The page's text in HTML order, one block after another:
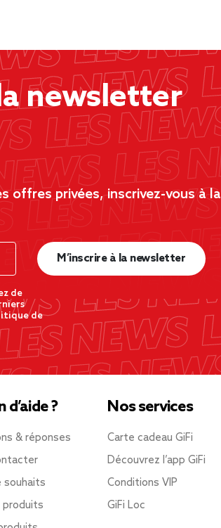
newsletter
offres privées, inscrivez-vous à la
de
de
M’inscrire à la newsletter
d’aide ?
& réponses
souhaits
produits
Nos services
Carte cadeau GiFi
Découvrez l’app GiFi
Conditions VIP
GiFi Loc